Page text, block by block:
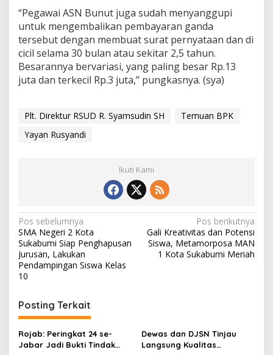
“Pegawai ASN Bunut juga sudah menyanggupi
untuk mengembalikan pembayaran ganda
tersebut dengan membuat surat pernyataan dan di
cicil selama 30 bulan atau sekitar 2,5 tahun.
Besarannya bervariasi, yang paling besar Rp.13
juta dan terkecil Rp.3 juta,” pungkasnya. (sya)
Plt. Direktur RSUD R. Syamsudin SH
Temuan BPK
Yayan Rusyandi
Ikuti Kami
N
a
v
i
a
s
i
Pos sebelumnya
SMA Negeri 2 Kota
Sukabumi Siap Penghapusan
Jurusan, Lakukan
Pendampingan Siswa Kelas
10
Pos berikutnya
Gali Kreativitas dan Potensi
Siswa, Metamorposa MAN
1 Kota Sukabumi Meriah
Posting Terkait
Rojab: Peringkat 24 se-
Jabar Jadi Bukti Tindak
Dewas dan DJSN Tinjau
Langsung Kualitas